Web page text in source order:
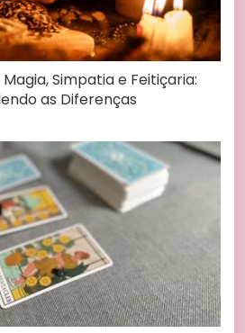
Simpatia e Feitiçaria:
as Diferenças